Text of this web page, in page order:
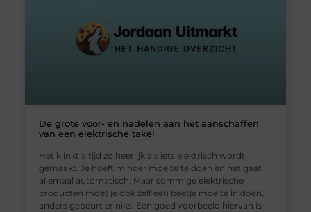
De grote voor- en nadelen aan het aanschaffen
van een elektrische takel
Het klinkt altijd zo heerlijk als iets elektrisch wordt
gemaakt. Je hoeft minder moeite te doen en het gaat
allemaal automatisch. Maar sommige elektrische
producten moet je ook zelf een beetje moeite in doen,
anders gebeurt er niks. Een goed voorbeeld hiervan is